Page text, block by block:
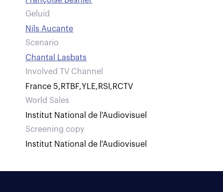
Geluid
Nils Aucante
Scenario
Chantal Lasbats
Involved TV Channel
France 5,RTBF,YLE,RSI ,RCTV
World Sales
Institut National de l'Audiovisuel
Screening copy
Institut National de l'Audiovisuel